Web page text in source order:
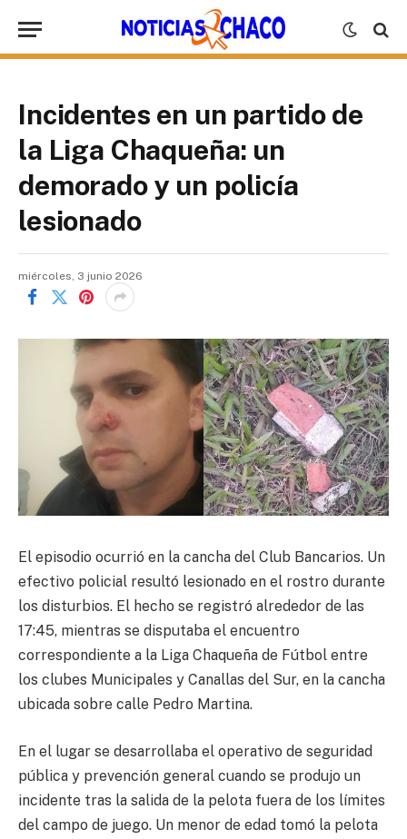
Incidentes en un partido de
la Liga Chaqueña: un
demorado y un policía
lesionado
miércoles, 3 junio 2026
El episodio ocurrió en la cancha del Club Bancarios. Un
efectivo policial resultó lesionado en el rostro durante
los disturbios. El hecho se registró alrededor de las
17:45, mientras se disputaba el encuentro
correspondiente a la Liga Chaqueña de Fútbol entre
los clubes Municipales y Canallas del Sur, en la cancha
ubicada sobre calle Pedro Martina.
En el lugar se desarrollaba el operativo de seguridad
pública y prevención general cuando se produjo un
incidente tras la salida de la pelota fuera de los límites
del campo de juego. Un menor de edad tomó la pelota